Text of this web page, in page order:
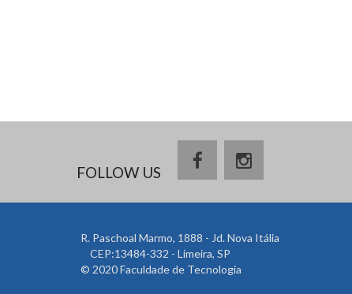
FOLLOW US
R. Paschoal Marmo, 1888 - Jd. Nova Itália
CEP:13484-332 - Limeira, SP
© 2020 Faculdade de Tecnologia